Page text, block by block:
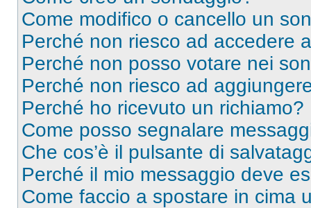
Come modifico o cancello un
Perché non riesco ad accedere
Perché non posso votare nei
Perché non riesco ad
Perché ho ricevuto un richiamo?
Come posso segnalare
Che cos’è il pulsante di
Perché il mio messaggio deve
Come faccio a spostare in cima